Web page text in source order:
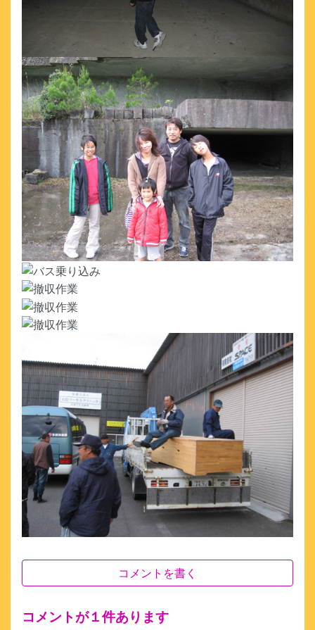
コメントを書く
コメントが１件あります